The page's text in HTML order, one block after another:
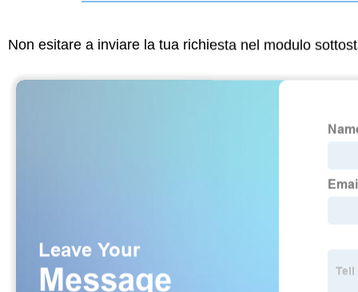
Non esitare a inviare la tua richiesta nel modulo